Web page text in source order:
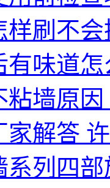
样刷不
有味道
粘墙原
家解答
系列四